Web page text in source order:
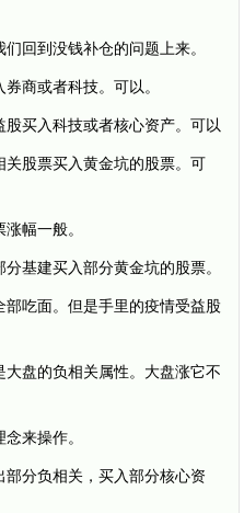
回到没钱补仓的问题上来。
商或者科技。可以。
买入科技或者核心资产。可以
股票买入黄金坑的股票。可
幅一般。
基建买入部分黄金坑的股票。
吃面。但是手里的疫情受益股
盘的负相关属性。大盘涨它不
来操作。
分负相关，买入部分核心资